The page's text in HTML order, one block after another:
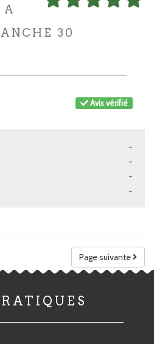
A
30
Avis vérifié
-
-
-
-
Page suivante